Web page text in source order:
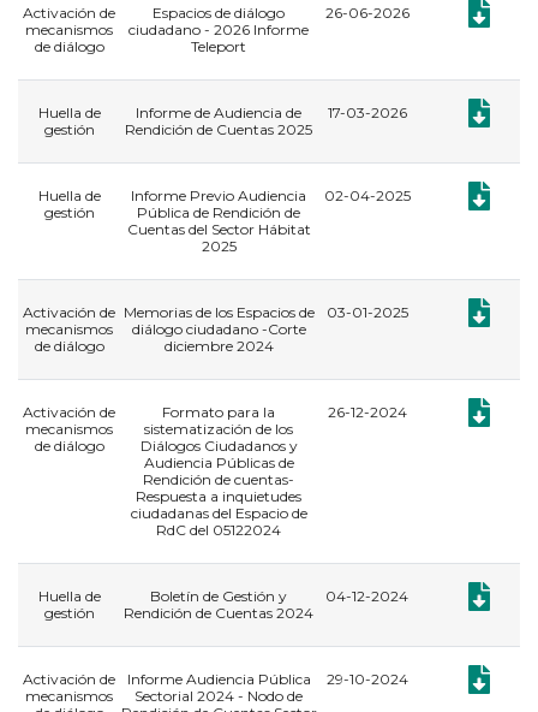
Activación de
mecanismos
de diálogo
Espacios de diálogo
ciudadano - 2026 Informe
Teleport
26-06-2026
Huella de
gestión
Informe de Audiencia de
Rendición de Cuentas 2025
17-03-2026
Huella de
gestión
Informe Previo Audiencia
Pública de Rendición de
Cuentas del Sector Hábitat
2025
02-04-2025
Activación de
mecanismos
de diálogo
Memorias de los Espacios de
diálogo ciudadano -Corte
diciembre 2024
03-01-2025
Activación de
mecanismos
de diálogo
Formato para la
sistematización de los
Diálogos Ciudadanos y
Audiencia Públicas de
Rendición de cuentas-
Respuesta a inquietudes
ciudadanas del Espacio de
RdC del 05122024
26-12-2024
Huella de
gestión
Boletín de Gestión y
Rendición de Cuentas 2024
04-12-2024
Activación de
mecanismos
Informe Audiencia Pública
Sectorial 2024 - Nodo de
29-10-2024